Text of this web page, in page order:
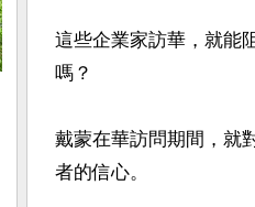
這些企業家訪華，就能
嗎？
戴蒙在華訪問期間，就
者的信心。